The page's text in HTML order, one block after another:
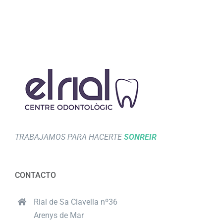
TRABAJAMOS PARA HACERTESONREIR
CONTACTO
Rial de Sa Clavella nº36
Arenys de Mar